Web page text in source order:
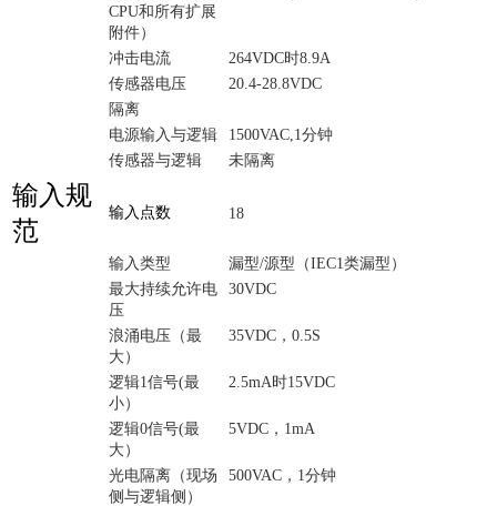
CPU和所有扩展
附件）
冲击电流
264VDC时8.9A
传感器电压
20.4-28.8VDC
隔离
电源输入与逻辑
1500VAC,1分钟
传感器与逻辑
未隔离
输入规
范
输入点数 18
输入类型
漏型/源型（IEC1类漏型）
最大持续允许电
压
30VDC
浪涌电压（最
大）
35VDC，0.5S
逻辑1信号(最
小）
2.5mA时15VDC
逻辑0信号(最
大）
5VDC，1mA
光电隔离（现场
侧与逻辑侧）
500VAC，1分钟